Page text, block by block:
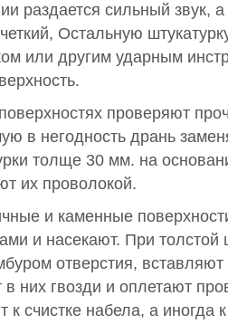
раздается сильный звук,
Остальную
или другим ударным
проверяют
в негодность дрань
толще 30 мм. на
их проволокой.
и каменные
и насекают. При толстой
отверстия,
в них гвозди и оплетают
к счистке набела, а иногда